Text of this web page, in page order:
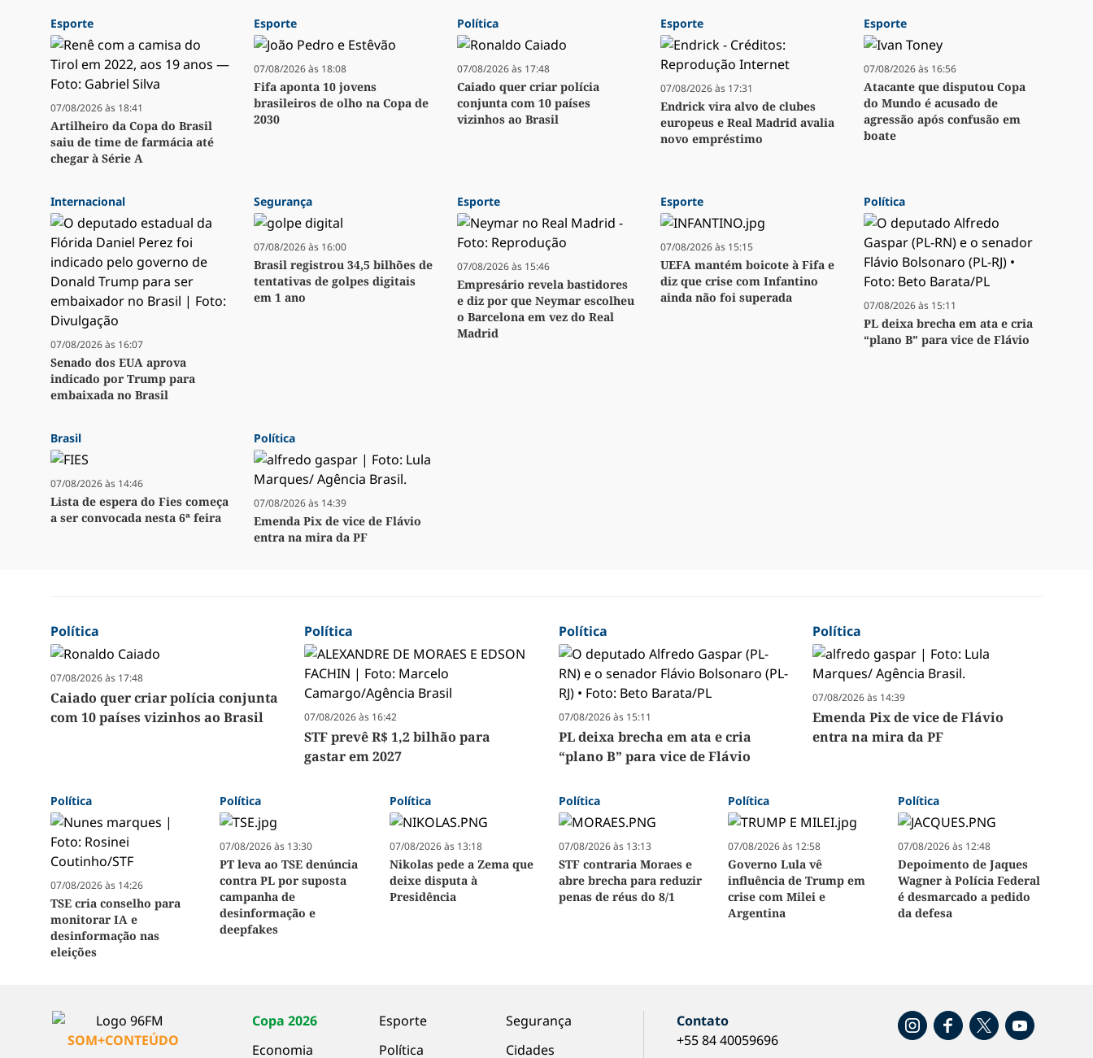
Esporte
07/08/2026 às 18:41
Artilheiro da Copa do Brasil
saiu de time de farmácia até
chegar à Série A
Esporte
07/08/2026 às 18:08
Fifa aponta 10 jovens
brasileiros de olho na Copa de
2030
Política
07/08/2026 às 17:48
Caiado quer criar polícia
conjunta com 10 países
vizinhos ao Brasil
Esporte
07/08/2026 às 17:31
Endrick vira alvo de clubes
europeus e Real Madrid avalia
novo empréstimo
Esporte
07/08/2026 às 16:56
Atacante que disputou Copa
do Mundo é acusado de
agressão após confusão em
boate
Internacional
07/08/2026 às 16:07
Senado dos EUA aprova
indicado por Trump para
embaixada no Brasil
Segurança
07/08/2026 às 16:00
Brasil registrou 34,5 bilhões de
tentativas de golpes digitais
em 1 ano
Esporte
07/08/2026 às 15:46
Empresário revela bastidores
e diz por que Neymar escolheu
o Barcelona em vez do Real
Madrid
Esporte
07/08/2026 às 15:15
UEFA mantém boicote à Fifa e
diz que crise com Infantino
ainda não foi superada
Política
07/08/2026 às 15:11
PL deixa brecha em ata e cria
“plano B” para vice de Flávio
Brasil
07/08/2026 às 14:46
Lista de espera do Fies começa
a ser convocada nesta 6ª feira
Política
07/08/2026 às 14:39
Emenda Pix de vice de Flávio
entra na mira da PF
Política
07/08/2026 às 17:48
Caiado quer criar polícia conjunta
com 10 países vizinhos ao Brasil
Política
07/08/2026 às 16:42
STF prevê R$ 1,2 bilhão para
gastar em 2027
Política
07/08/2026 às 15:11
PL deixa brecha em ata e cria
“plano B” para vice de Flávio
Política
07/08/2026 às 14:39
Emenda Pix de vice de Flávio
entra na mira da PF
Política
07/08/2026 às 14:26
TSE cria conselho para
monitorar IA e
desinformação nas
eleições
Política
07/08/2026 às 13:30
PT leva ao TSE denúncia
contra PL por suposta
campanha de
desinformação e
deepfakes
Política
07/08/2026 às 13:18
Nikolas pede a Zema que
deixe disputa à
Presidência
Política
07/08/2026 às 13:13
STF contraria Moraes e
abre brecha para reduzir
penas de réus do 8/1
Política
07/08/2026 às 12:58
Governo Lula vê
influência de Trump em
crise com Milei e
Argentina
Política
07/08/2026 às 12:48
Depoimento de Jaques
Wagner à Polícia Federal
é desmarcado a pedido
da defesa
SOM+CONTEÚDO
Copa 2026
Economia
Esporte
Política
Segurança
Cidades
Contato
+55 84 40059696